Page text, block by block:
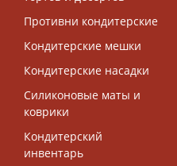
Противни кондитерские
Кондитерские мешки
Кондитерские насадки
Силиконовые маты и
коврики
Кондитерский
инвентарь